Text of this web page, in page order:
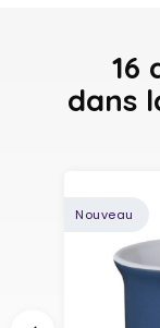
16
dans
Nouveau